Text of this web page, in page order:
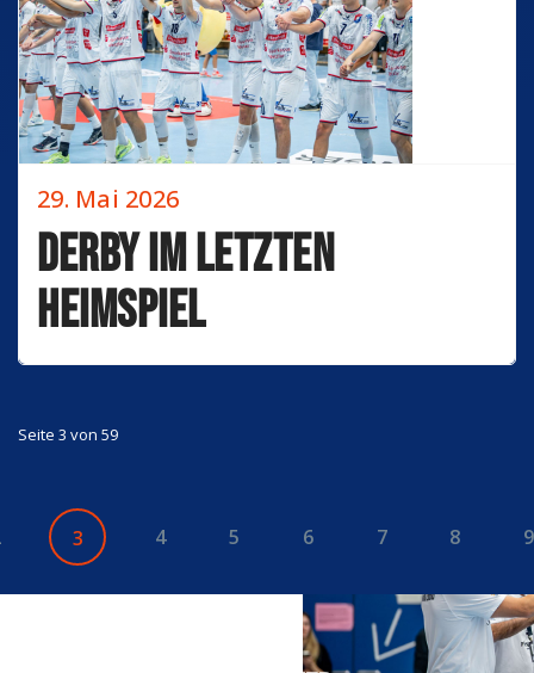
Derby im letzten
Heimspiel
29. Mai 2026
Seite 3 von 59
3 4 5 6 7 8 9